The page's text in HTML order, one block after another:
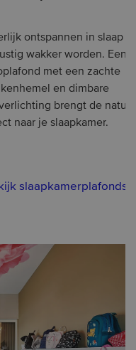
ontspannen in slaap
wakker worden. Een
met een zachte
en dimbare
brengt de natuur
naar je slaapkamer.
slaapkamerplafonds